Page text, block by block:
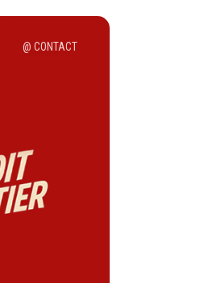
@ CONTACT